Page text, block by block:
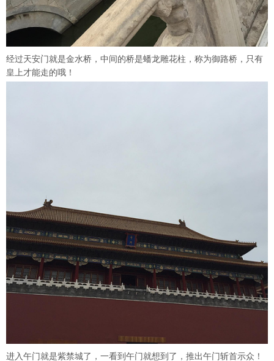
经过天安门就是金水桥，中间的桥是蟠龙雕花柱，称为御路桥，只有
皇上才能走的哦！
进入午门就是紫禁城了，一看到午门就想到了，推出午门斩首示众！